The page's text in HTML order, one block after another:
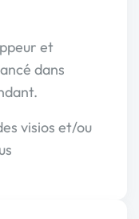
et
dans
visios et/ou